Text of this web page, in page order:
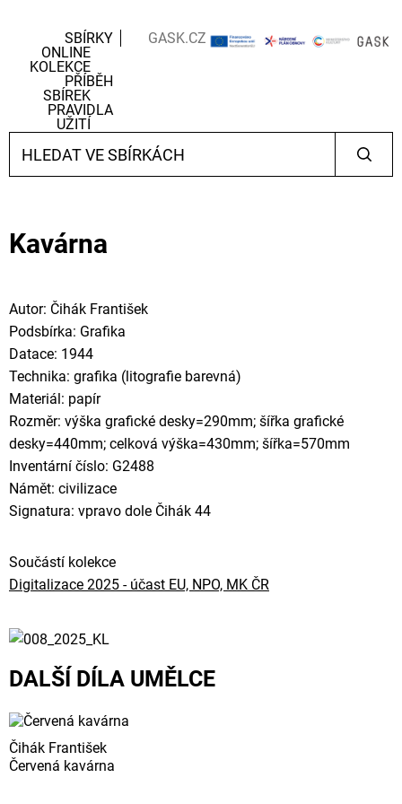
SBÍRKY
ONLINE
KOLEKCE
PŘÍBĚH
SBÍREK
PRAVIDLA
UŽITÍ
GASK.CZ
Kavárna
Autor: Čihák František
Podsbírka: Grafika
Datace: 1944
Technika: grafika (litografie barevná)
Materiál: papír
Rozměr: výška grafické desky=290mm; šířka grafické
desky=440mm; celková výška=430mm; šířka=570mm
Inventární číslo: G2488
Námět: civilizace
Signatura: vpravo dole Čihák 44
Součástí kolekce
Digitalizace 2025 - účast EU, NPO, MK ČR
DALŠÍ DÍLA UMĚLCE
Čihák František
Červená kavárna